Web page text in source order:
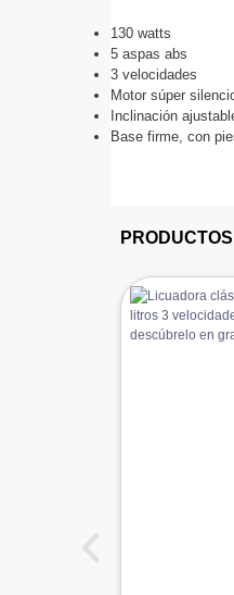
130 watts
5 aspas abs
3 velocidades
Motor súper
Inclinación
Base firme, con
PRODUCTOS